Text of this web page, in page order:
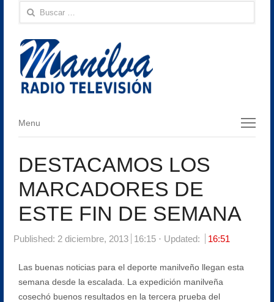
Buscar:
Menu
Menu
DESTACAMOS LOS
MARCADORES DE
ESTE FIN DE SEMANA
Published: 2 diciembre, 2013 16:15 Updated: 16:51
Las buenas noticias para el deporte manilveño llegan esta
semana desde la escalada. La expedición manilveña
cosechó buenos resultados en la tercera prueba del